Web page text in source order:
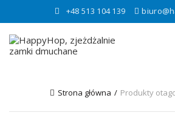
+48 513 104 139
Strona główna Produkty